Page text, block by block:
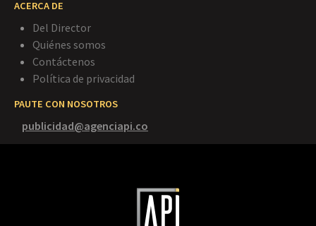
ACERCA DE
Del Director
Quiénes somos
Contáctenos
Política de privacidad
PAUTE CON NOSOTROS
publicidad@agenciapi.co